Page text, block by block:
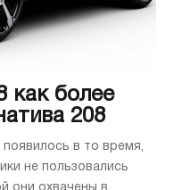
как более
208
в то время,
не пользовались
они охвачены в